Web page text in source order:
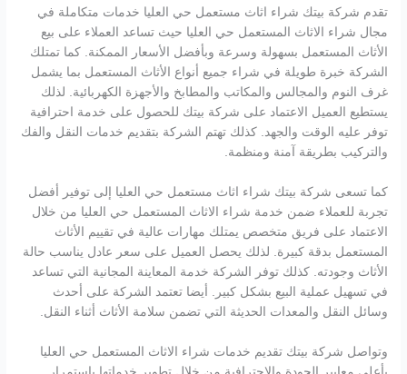
تقدم شركة بيتك شراء اثاث مستعمل حي العليا خدمات متكاملة في
مجال شراء الاثاث المستعمل حي العليا حيث تساعد العملاء على بيع
الأثاث المستعمل بسهولة وسرعة وبأفضل الأسعار الممكنة. كما تمتلك
الشركة خبرة طويلة في شراء جميع أنواع الأثاث المستعمل بما يشمل
غرف النوم والمجالس والمكاتب والمطابخ والأجهزة الكهربائية. لذلك
يستطيع العميل الاعتماد على شركة بيتك للحصول على خدمة احترافية
توفر عليه الوقت والجهد. كذلك تهتم الشركة بتقديم خدمات النقل والفك
والتركيب بطريقة آمنة ومنظمة.
كما تسعى شركة بيتك شراء اثاث مستعمل حي العليا إلى توفير أفضل
تجربة للعملاء ضمن خدمة شراء الاثاث المستعمل حي العليا من خلال
الاعتماد على فريق متخصص يمتلك مهارات عالية في تقييم الأثاث
المستعمل بدقة كبيرة. لذلك يحصل العميل على سعر عادل يناسب حالة
الأثاث وجودته. كذلك توفر الشركة خدمة المعاينة المجانية التي تساعد
في تسهيل عملية البيع بشكل كبير. أيضا تعتمد الشركة على أحدث
وسائل النقل والمعدات الحديثة التي تضمن سلامة الأثاث أثناء النقل.
وتواصل شركة بيتك تقديم خدمات شراء الاثاث المستعمل حي العليا